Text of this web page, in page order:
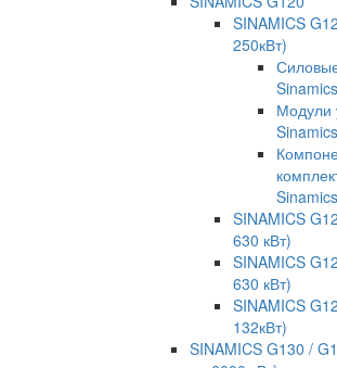
SINAMICS
250кВт)
Модули
SINAMICS
630 кВт)
SINAMICS
630 кВт)
SINAMICS
132кВт)
SINAMICS G130 /